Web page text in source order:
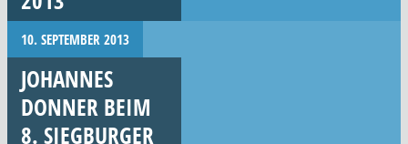
10. SEPTEMBER 2013
JOHANNES
DONNER BEIM
8. SIEGBURGER